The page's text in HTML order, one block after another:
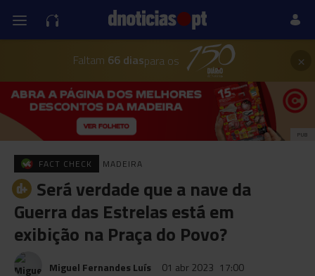
Faltam 66 diaspara os ×
PUB
FACT CHECK MADEIRA
Será verdade que a nave da
Guerra das Estrelas está em
exibição na Praça do Povo?
Miguel Fernandes Luís 01 abr 2023 17:00